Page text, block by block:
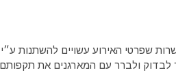
שפרטי האירוע עשויים להשתנות ע״י
לבדוק ולברר עם המארגנים את